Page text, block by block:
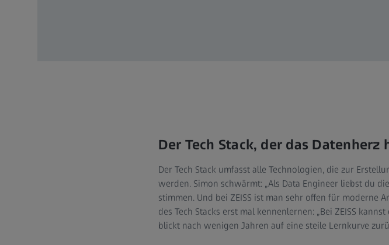
Der Tech Stack, der das Datenherz
Der Tech Stack umfasst alle Technologien, die zur
werden. Simon schwärmt: „Als Data Engineer liebst du
stimmen. Und bei ZEISS ist man sehr offen für moderne
des Tech Stacks erst mal kennenlernen: „Bei ZEISS
blickt nach wenigen Jahren auf eine steile Lernkurve